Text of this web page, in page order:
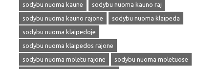
sodybu nuoma kaune
sodybu nuoma kauno raj
sodybu nuoma kauno rajone
sodybu nuoma klaipeda
sodybu nuoma klaipedoje
sodybu nuoma klaipedos rajone
sodybu nuoma moletu rajone
sodybu nuoma moletuose